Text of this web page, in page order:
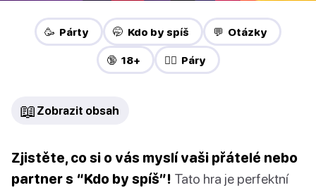
🥳 Párty 🤭 Kdo by spíš 💬 Otázky
🔞 18+ ❤️‍🔥 Páry
📖 Zobrazit obsah
Zjistěte, co si o vás myslí vaši přátelé nebo
partner s “Kdo by spíš”! Tato hra je perfektní